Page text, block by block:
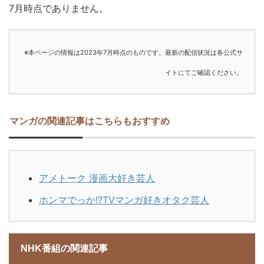
7月時点でありません。
※本ページの情報は2023年7月時点のものです。最新の配信状況は各公式サ
イトにてご確認ください。
マンガの関連記事はこちらもおすすめ
アメトーク 漫画大好き芸人
ホンマでっか!?TVマンガ好きオタク芸人
NHK番組の関連記事